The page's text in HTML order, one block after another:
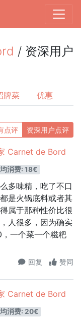
/ 资深用户
牌菜 优惠
点评 资深用户点评
Carnet de Bord
均消费: 18€
多味精，吃了不口
是火锅底料或者其
属于那种性价比很
人很多，因为确实
一个菜一个糍粑
回复 赞同
Carnet de Bord
均消费: 20€